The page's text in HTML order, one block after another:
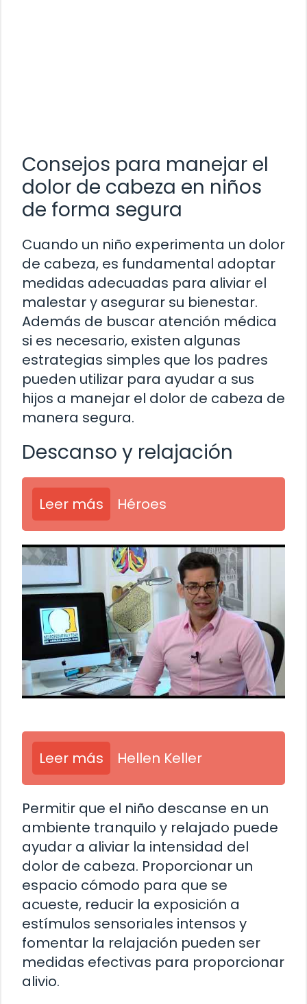
Consejos para manejar el
dolor de cabeza en niños
de forma segura
Cuando un niño experimenta un dolor
de cabeza, es fundamental adoptar
medidas adecuadas para aliviar el
malestar y asegurar su bienestar.
Además de buscar atención médica
si es necesario, existen algunas
estrategias simples que los padres
pueden utilizar para ayudar a sus
hijos a manejar el dolor de cabeza de
manera segura.
Descanso y relajación
Leer más Héroes
Leer más Hellen Keller
Permitir que el niño descanse en un
ambiente tranquilo y relajado puede
ayudar a aliviar la intensidad del
dolor de cabeza. Proporcionar un
espacio cómodo para que se
acueste, reducir la exposición a
estímulos sensoriales intensos y
fomentar la relajación pueden ser
medidas efectivas para proporcionar
alivio.